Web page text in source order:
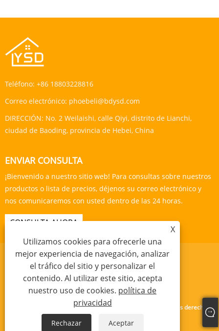
Teléfono: +86 18803228816
Correo electrónico: phoebeli@bdysd.com
DIRECCIÓN: No. 2 Weilaishi, calle Qiyi, distrito de Lianchi,
ciudad de Baoding, provincia de Hebei, China
ENVIAR CONSULTA
¡Bienvenido a nuestro sitio web! Para consultas sobre nuestros
productos o lista de precios, déjenos su correo electrónico y
nos comunicaremos con usted dentro de las 24 horas.
CONSULTA AHORA
Sitemap política de privacidad
Copyright © 2024 Baoding Yishengda Trading Co., Ltd. Todos los derechos
reservados.
X
Utilizamos cookies para ofrecerle una
mejor experiencia de navegación, analizar
el tráfico del sitio y personalizar el
contenido. Al utilizar este sitio, acepta
nuestro uso de cookies. política de
privacidad
Rechazar Aceptar